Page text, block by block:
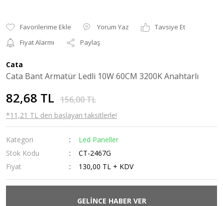
Yorum Yaz
Tavsiye Et
Fiyat Alarmı
Paylaş
Cata
Cata Bant Armatür Ledli 10W 60CM 3200K Anahtarlı
82,68 TL 156,00 TL
*11,21 TL den başlayan taksitlerle!
Kategori
Led Paneller
Stok Kodu
CT-2467G
Fiyat
130,00 TL + KDV
GELİNCE HABER VER